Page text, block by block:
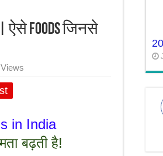
ऐसे Foods जिनसे
in India
बढ़ती है!